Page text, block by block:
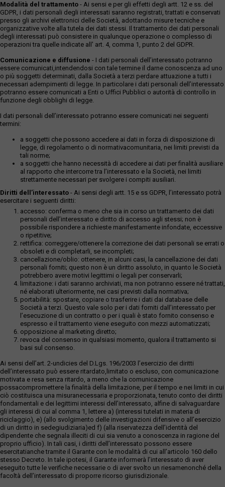
Modalità del trattamento - Ai sensi e per gli effetti degli artt. 12 e ss. del
GDPR, i dati personali degli interessati saranno registrati, trattati e conservati
presso gli archivi elettronici delle Società, adottando misure tecniche e
organizzative volte alla tutela dei dati stessi. Il trattamento dei dati personali
degli interessati può consistere in qualunque operazione o complesso di
operazioni tra quelle indicate all' art. 4, comma 1, punto 2 del GDPR.
Comunicazione e diffusione - I dati personali dell’interessato potranno
essere comunicati,intendendosi con tale termine il darne conoscenza ad uno
o più soggetti determinati, dalla Società a terzi perdare attuazione a tutti i
necessari adempimenti di legge. In particolare i dati personali dell’interessato
potranno essere comunicati a Enti o Uffici Pubblici o autorità di controllo in
funzione degli obblighi di legge.
I dati personali dell’interessato potranno essere comunicati nei seguenti
termini:
a soggetti che possono accedere ai dati in forza di disposizione di
legge, di regolamento o di normativacomunitaria, nei limiti previsti da
tali norme;
a soggetti che hanno necessità di accedere ai dati per finalità ausiliare
al rapporto che intercorre tra l’interessato e la Società, nei limiti
strettamente necessari per svolgere i compiti ausiliari.
Diritti dell’interessato - Ai sensi degli artt. 15 e ss GDPR, l’interessato potrà
esercitare i seguenti diritti:
accesso: conferma o meno che sia in corso un trattamento dei dati
personali dell’interessato e diritto di accesso agli stessi; non è
possibile rispondere a richieste manifestamente infondate, eccessive
o ripetitive;
rettifica: correggere/ottenere la correzione dei dati personali se errati o
obsoleti e di completarli, se incompleti;
cancellazione/oblio: ottenere, in alcuni casi, la cancellazione dei dati
personali forniti; questo non è un diritto assoluto, in quanto le Società
potrebbero avere motivi legittimi o legali per conservarli;
limitazione: i dati saranno archiviati, ma non potranno essere né trattati,
né elaborati ulteriormente, nei casi previsti dalla normativa;
portabilità: spostare, copiare o trasferire i dati dai database delle
Società a terzi. Questo vale solo per i dati forniti dall’interessato per
l’esecuzione di un contratto o per i quali è stato fornito consenso e
espresso e il trattamento viene eseguito con mezzi automatizzati;
opposizione al marketing diretto;
revoca del consenso in qualsiasi momento, qualora il trattamento si
basi sul consenso.
Ai sensi dell’art. 2-undicies del D.Lgs. 196/2003 l’esercizio dei diritti
dell’interessato può essere ritardato,limitato o escluso, con comunicazione
motivata e resa senza ritardo, a meno che la comunicazione
possacompromettere la finalità della limitazione, per il tempo e nei limiti in cui
ciò costituisca una misuranecessaria e proporzionata, tenuto conto dei diritti
fondamentali e dei legittimi interessi dell’interessato, alfine di salvaguardare
gli interessi di cui al comma 1, lettere a) (interessi tutelati in materia di
riciclaggio), e) (allo svolgimento delle investigazioni difensive o all’esercizio
di un diritto in sedegiudiziaria)ed f) (alla riservatezza dell’identità del
dipendente che segnala illeciti di cui sia venuto a conoscenza in ragione del
proprio ufficio). In tali casi, i diritti dell’interessato possono essere
esercitatianche tramite il Garante con le modalità di cui all’articolo 160 dello
stesso Decreto. In tale ipotesi, il Garante informerà l’interessato di aver
eseguito tutte le verifiche necessarie o di aver svolto un riesamenonché della
facoltà dell’interessato di proporre ricorso giurisdizionale.